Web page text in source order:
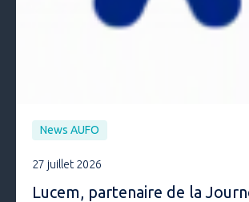
News AUFO
27 juillet 2026
Lucem, partenaire de la